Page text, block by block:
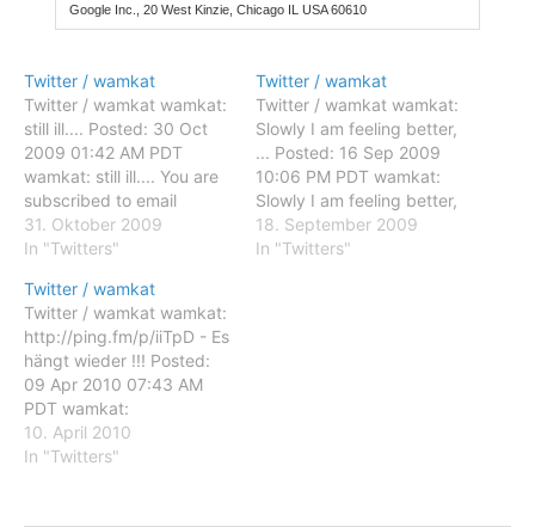
Google Inc., 20 West Kinzie, Chicago IL USA 60610
Twitter / wamkat
Twitter / wamkat wamkat:
still ill.... Posted: 30 Oct
2009 01:42 AM PDT
wamkat: still ill.... You are
subscribed to email
updates from Twitter /
wamkat To stop receiving
unsubscribe now. Email
delivery powered by
Google Google Inc., 20
West Kinzie, Chicago IL
USA 60610
31. Oktober 2009
In "Twitters"
Twitter / wamkat
Twitter / wamkat wamkat:
Slowly I am feeling better,
... Posted: 16 Sep 2009
10:06 PM PDT wamkat:
Slowly I am feeling better,
... You are subscribed to
email updates from
18. September 2009
In "Twitters"
Twitter / wamkat
Twitter / wamkat wamkat:
http://ping.fm/p/iiTpD - Es
hängt wieder !!! Posted:
09 Apr 2010 07:43 AM
PDT wamkat:
http://ping.fm/p/iiTpD - Es
hängt wieder !!! You are
10. April 2010
In "Twitters"